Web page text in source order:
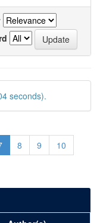
seconds).
8 9
10